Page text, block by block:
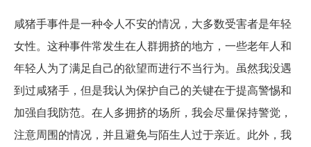
咸猪手事件是一种令人不安的情况，大多数受害者是年轻
女性。这种事件常发生在人群拥挤的地方，一些老年人和
年轻人为了满足自己的欲望而进行不当行为。虽然我没遇
到过咸猪手，但是我认为保护自己的关键在于提高警惕和
加强自我防范。在人多拥挤的场所，我会尽量保持警觉，
注意周围的情况，并且避免与陌生人过于亲近。此外，我